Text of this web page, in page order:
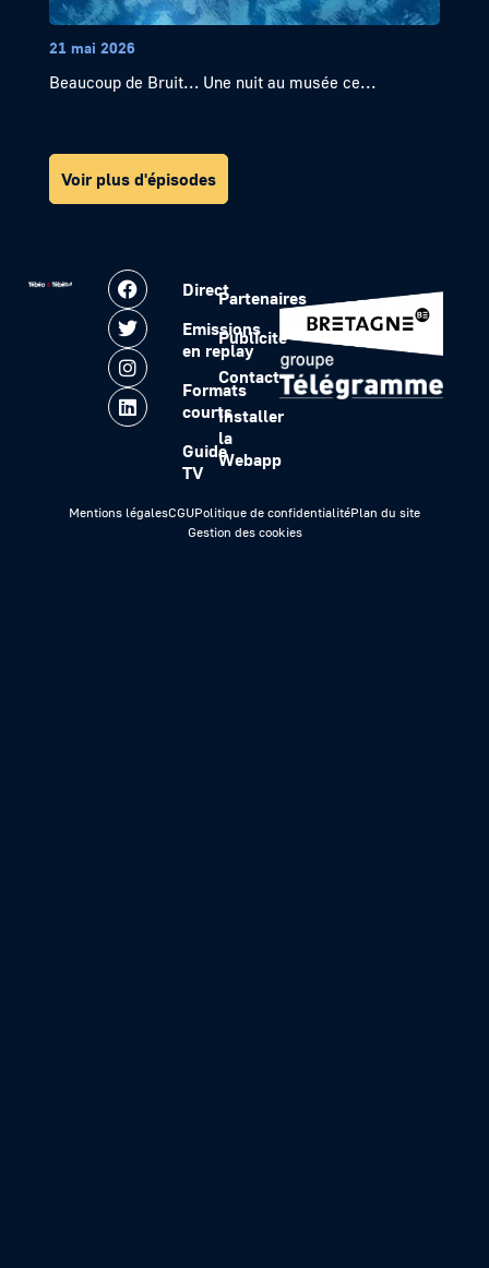
21 mai 2026
Beaucoup de Bruit… Une nuit au musée ce...
Voir plus d'épisodes
Direct
Emissions
en replay
Formats
courts
Guide
TV
Partenaires
Publicité
Contact
Installer
la
Webapp
Mentions légalesCGUPolitique de confidentialitéPlan du site
Gestion des cookies